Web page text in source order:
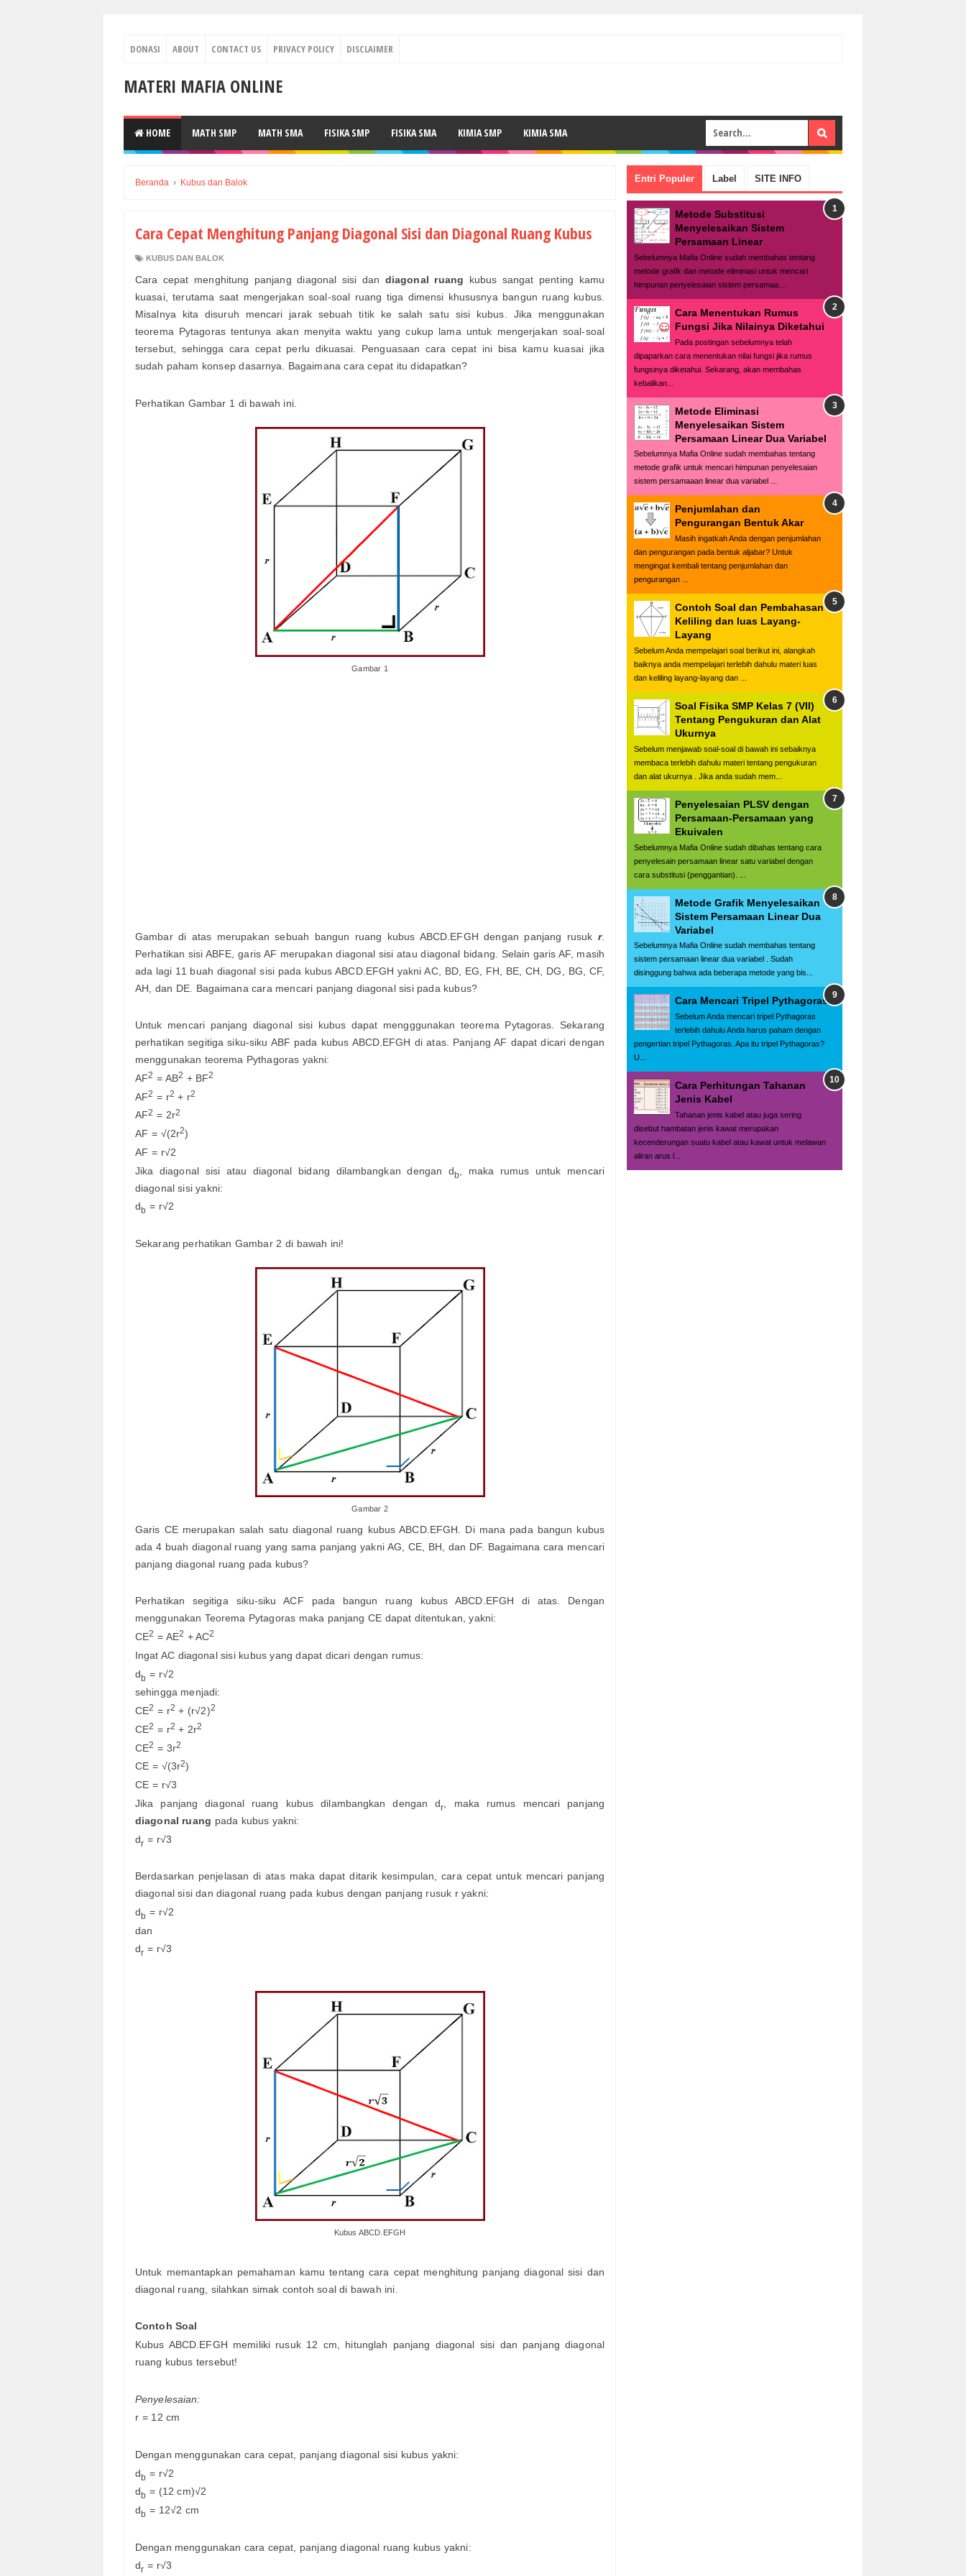
DONASI ABOUT CONTACT US PRIVACY POLICY DISCLAIMER
MATERI MAFIA ONLINE
HOME MATH SMP MATH SMA FISIKA SMP FISIKA SMA KIMIA SMP KIMIA SMA
Beranda › Kubus dan Balok
Cara Cepat Menghitung Panjang Diagonal Sisi dan Diagonal Ruang Kubus
KUBUS DAN BALOK
Cara cepat menghitung panjang diagonal sisi dan diagonal ruang kubus sangat penting kamu
kuasai, terutama saat mengerjakan soal-soal ruang tiga dimensi khususnya bangun ruang kubus.
Misalnya kita disuruh mencari jarak sebuah titik ke salah satu sisi kubus. Jika menggunakan
teorema Pytagoras tentunya akan menyita waktu yang cukup lama untuk mengerjakan soal-soal
tersebut, sehingga cara cepat perlu dikuasai. Penguasaan cara cepat ini bisa kamu kuasai jika
sudah paham konsep dasarnya. Bagaimana cara cepat itu didapatkan?
Perhatikan Gambar 1 di bawah ini.
Gambar 1
Gambar di atas merupakan sebuah bangun ruang kubus ABCD.EFGH dengan panjang rusuk r.
Perhatikan sisi ABFE, garis AF merupakan diagonal sisi atau diagonal bidang. Selain garis AF, masih
ada lagi 11 buah diagonal sisi pada kubus ABCD.EFGH yakni AC, BD, EG, FH, BE, CH, DG, BG, CF,
AH, dan DE. Bagaimana cara mencari panjang diagonal sisi pada kubus?
Untuk mencari panjang diagonal sisi kubus dapat mengggunakan teorema Pytagoras. Sekarang
perhatikan segitiga siku-siku ABF pada kubus ABCD.EFGH di atas. Panjang AF dapat dicari dengan
menggunakan teorema Pythagoras yakni:
AF2 = AB2 + BF2
AF2 = r2 + r2
AF2 = 2r2
AF = √(2r2)
AF = r√2
Jika diagonal sisi atau diagonal bidang dilambangkan dengan db , maka rumus untuk mencari
diagonal sisi yakni:
db = r√2
Sekarang perhatikan Gambar 2 di bawah ini!
Gambar 2
Garis CE merupakan salah satu diagonal ruang kubus ABCD.EFGH. Di mana pada bangun kubus
ada 4 buah diagonal ruang yang sama panjang yakni AG, CE, BH, dan DF. Bagaimana cara mencari
panjang diagonal ruang pada kubus?
Perhatikan segitiga siku-siku ACF pada bangun ruang kubus ABCD.EFGH di atas. Dengan
menggunakan Teorema Pytagoras maka panjang CE dapat ditentukan, yakni:
CE2 = AE2 + AC2
Ingat AC diagonal sisi kubus yang dapat dicari dengan rumus:
db = r√2
sehingga menjadi:
CE2 = r2 + (r√2)2
CE2 = r2 + 2r2
CE2 = 3r2
CE = √(3r2)
CE = r√3
Jika panjang diagonal ruang kubus dilambangkan dengan dr , maka rumus mencari panjang
diagonal ruang pada kubus yakni:
dr = r√3
Berdasarkan penjelasan di atas maka dapat ditarik kesimpulan, cara cepat untuk mencari panjang
diagonal sisi dan diagonal ruang pada kubus dengan panjang rusuk r yakni:
db = r√2
dan
dr = r√3
Kubus ABCD.EFGH
Untuk memantapkan pemahaman kamu tentang cara cepat menghitung panjang diagonal sisi dan
diagonal ruang, silahkan simak contoh soal di bawah ini.
Contoh Soal
Kubus ABCD.EFGH memiliki rusuk 12 cm, hitunglah panjang diagonal sisi dan panjang diagonal
ruang kubus tersebut!
Penyelesaian:
r = 12 cm
Dengan menggunakan cara cepat, panjang diagonal sisi kubus yakni:
db = r√2
db = (12 cm)√2
db = 12√2 cm
Dengan menggunakan cara cepat, panjang diagonal ruang kubus yakni:
dr = r√3
Entri Populer Label SITE INFO
Metode Substitusi
Menyelesaikan Sistem
Persamaan Linear
Sebelumnya Mafia Online sudah membahas tentang
metode grafik dan metode eliminasi untuk mencari
himpunan penyelesaian sistem persamaa...
Cara Menentukan Rumus
Fungsi Jika Nilainya Diketahui
Pada postingan sebelumnya telah
dipaparkan cara menentukan nilai fungsi jika rumus
fungsinya diketahui. Sekarang, akan membahas
kebalikan...
Metode Eliminasi
Menyelesaikan Sistem
Persamaan Linear Dua Variabel
Sebelumnya Mafia Online sudah membahas tentang
metode grafik untuk mencari himpunan penyelesaian
sistem persamaaan linear dua variabel ...
Penjumlahan dan
Pengurangan Bentuk Akar
Masih ingatkah Anda dengan penjumlahan
dan pengurangan pada bentuk aljabar? Untuk
mengingat kembali tentang penjumlahan dan
pengurangan ...
Contoh Soal dan Pembahasan
Keliling dan luas Layang-
Layang
Sebelum Anda mempelajari soal berikut ini, alangkah
baiknya anda mempelajari terlebih dahulu materi luas
dan keliling layang-layang dan ...
Soal Fisika SMP Kelas 7 (VII)
Tentang Pengukuran dan Alat
Ukurnya
Sebelum menjawab soal-soal di bawah ini sebaiknya
membaca terlebih dahulu materi tentang pengukuran
dan alat ukurnya . Jika anda sudah mem...
Penyelesaian PLSV dengan
Persamaan-Persamaan yang
Ekuivalen
Sebelumnya Mafia Online sudah dibahas tentang cara
penyelesain persamaan linear satu variabel dengan
cara substitusi (penggantian). ...
Metode Grafik Menyelesaikan
Sistem Persamaan Linear Dua
Variabel
Sebelumnya Mafia Online sudah membahas tentang
sistem persamaan linear dua variabel . Sudah
disinggung bahwa ada beberapa metode yang bis...
Cara Mencari Tripel Pythagoras
Sebelum Anda mencari tripel Pythagoras
terlebih dahulu Anda harus paham dengan
pengertian tripel Pythagoras. Apa itu tripel Pythagoras?
U...
Cara Perhitungan Tahanan
Jenis Kabel
Tahanan jenis kabel atau juga sering
disebut hambatan jenis kawat merupakan
kecenderungan suatu kabel atau kawat untuk melawan
aliran arus l...